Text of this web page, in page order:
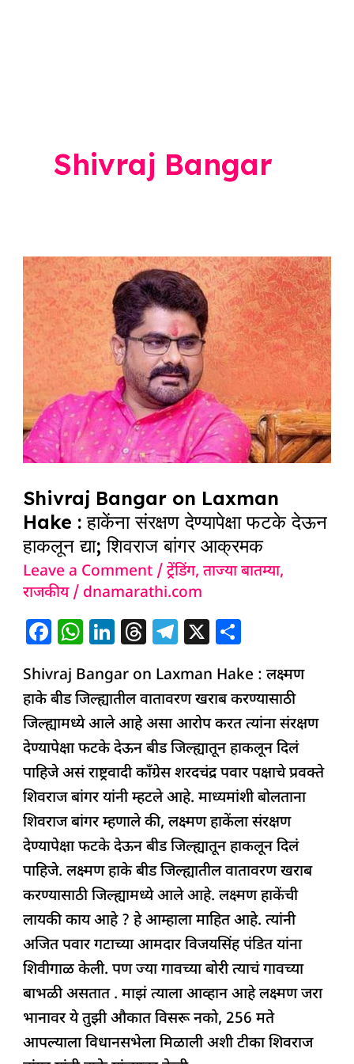
Shivraj Bangar
Shivraj Bangar on Laxman
Hake : हाकेंना संरक्षण देण्यापेक्षा फटके देऊन
हाकलून द्या; शिवराज बांगर आक्रमक
Leave a Comment /ट्रेंडिंग,ताज्या बातम्या,
राजकीय/ dnamarathi.com
F
c
e
b
o
o
k
W
at
s
A
p
p
Li
k
e
dI
n
T
re
a
d
s
T
e
g
ra
m
X
ar
e
Shivraj Bangar on Laxman Hake : लक्ष्मण
हाके बीड जिल्ह्यातील वातावरण खराब करण्यासाठी
जिल्ह्यामध्ये आले आहे असा आरोप करत त्यांना संरक्षण
देण्यापेक्षा फटके देऊन बीड जिल्ह्यातून हाकलून दिलं
पाहिजे असं राष्ट्रवादी काँग्रेस शरदचंद्र पवार पक्षाचे प्रवक्ते
शिवराज बांगर यांनी म्हटले आहे. माध्यमांशी बोलताना
शिवराज बांगर म्हणाले की, लक्ष्मण हाकेंला संरक्षण
देण्यापेक्षा फटके देऊन बीड जिल्ह्यातून हाकलून दिलं
पाहिजे. लक्ष्मण हाके बीड जिल्ह्यातील वातावरण खराब
करण्यासाठी जिल्ह्यामध्ये आले आहे. लक्ष्मण हाकेंची
लायकी काय आहे ? हे आम्हाला माहित आहे. त्यांनी
अजित पवार गटाच्या आमदार विजयसिंह पंडित यांना
शिवीगाळ केली. पण ज्या गावच्या बोरी त्याचं गावच्या
बाभळी असतात . माझं त्याला आव्हान आहे लक्ष्मण जरा
भानावर ये तुझी औकात विसरू नको, 256 मते
आपल्याला विधानसभेला मिळाली अशी टीका शिवराज
Shivraj
Bangar
on
Laxman
Hake
हाकेंना
संरक्षण
देण्यापेक्षा
फटके
देऊन
हाकलून
द्या;
शिवराज
आक्रमक